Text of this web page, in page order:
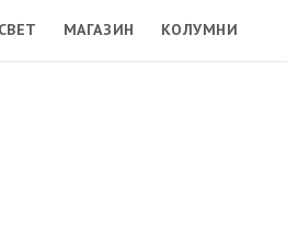
СВЕТ МАГАЗИН КОЛУМНИ